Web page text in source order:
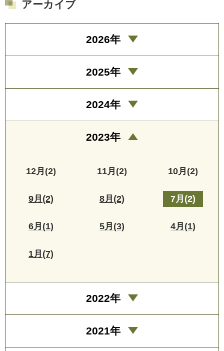
アーカイブ
2026年
2025年
2024年
2023年
12月(2) 11月(2) 10月(2)
9月(2) 8月(2) 7月(2)
6月(1) 5月(3) 4月(1)
1月(7)
2022年
2021年